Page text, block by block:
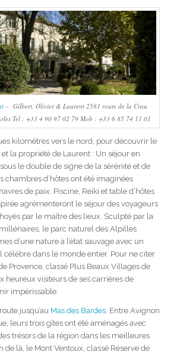
– Gilbert, Olivier & Laurent 2581 route de la Crau
Tel : +33 4 90 97 02 79 Mob : +33 6 85 74 11 01
kilomètres vers le nord, pour découvrir le
la propriété de Laurent : Un séjour en
le double de signe de la sérénité et de
chambres d’hôtes ont été imaginées
de paix. Piscine, Reiki et table d’hôtes
agrémenteront le séjour des voyageurs
par le maître des lieux. Sculpté par la
le parc naturel des Alpilles
d’une nature à l’état sauvage avec un
dans le monde entier. Pour ne citer
Provence, classé Plus Beaux Villages de
heureux visiteurs de ses carrières de
impérissable.
jusqu’au Mas des Bardes. Entre Avignon
leurs trois gîtes ont été aménagés avec
trésors de la région dans les meilleures
de là, le Mont Ventoux, classé Réserve de